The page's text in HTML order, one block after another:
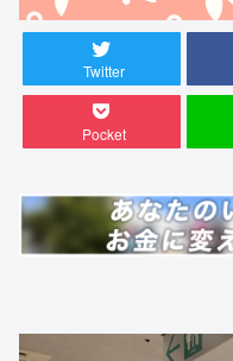
Twitter
Pocket